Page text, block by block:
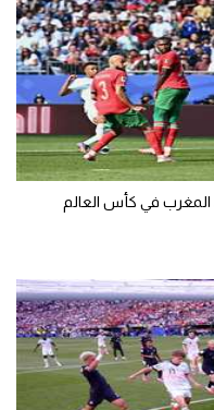
المغرب في كأس العالم